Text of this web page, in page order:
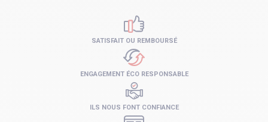
SATISFAIT OU REMBOURSÉ
ENGAGEMENT ÉCO RESPONSABLE
ILS NOUS FONT CONFIANCE